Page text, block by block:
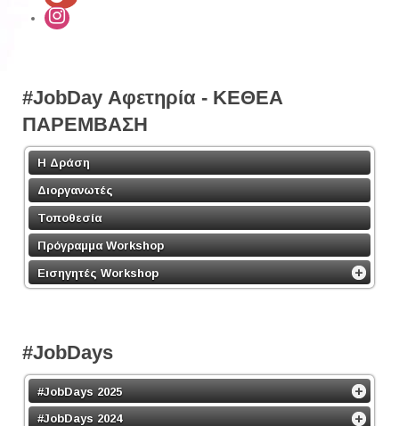
#JobDay Αφετηρία - ΚΕΘΕΑ
ΠΑΡΕΜΒΑΣΗ
Η Δράση
Διοργανωτές
Τοποθεσία
Πρόγραμμα Workshop
Εισηγητές Workshop
#JobDays
#JobDays 2025
#JobDays 2024